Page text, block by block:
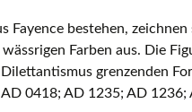
Fayence bestehen, zeichnen
Farben aus. Die
grenzenden
0418; AD 1235; AD 1236;